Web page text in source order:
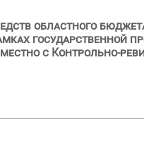
областного
государственной
с Контрольно-